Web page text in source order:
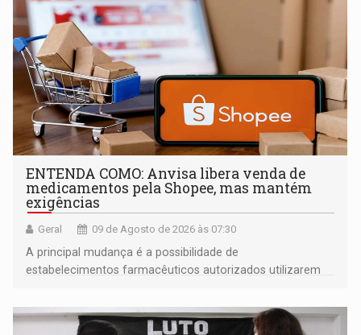
ENTENDA COMO: Anvisa libera venda de
medicamentos pela Shopee, mas mantém
exigências
Geral 09 de Agosto de 2026 às 07:30
A principal mudança é a possibilidade de
estabelecimentos farmacêuticos autorizados utilizarem